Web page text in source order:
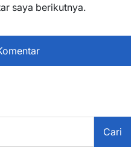
saya berikutnya.
Cari